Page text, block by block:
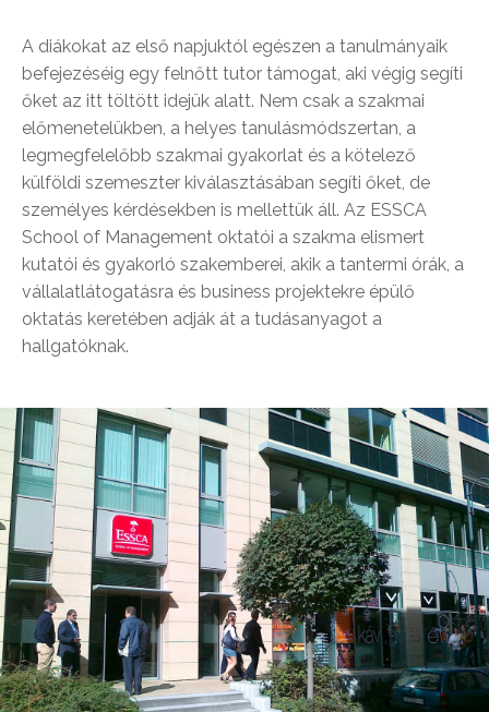
A diákokat az első napjuktól egészen a tanulmányaik
befejezéséig egy felnőtt tutor támogat, aki végig segíti
őket az itt töltött idejük alatt. Nem csak a szakmai
előmenetelükben, a helyes tanulásmódszertan, a
legmegfelelőbb szakmai gyakorlat és a kötelező
külföldi szemeszter kiválasztásában segíti őket, de
személyes kérdésekben is mellettük áll. Az ESSCA
School of Management oktatói a szakma elismert
kutatói és gyakorló szakemberei, akik a tantermi órák, a
vállalatlátogatásra és business projektekre épülő
oktatás keretében adják át a tudásanyagot a
hallgatóknak.